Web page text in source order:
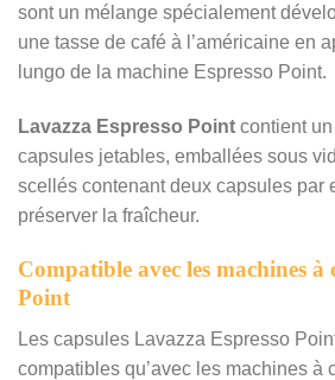
sont un mélange spécialement
une tasse de café à l’américaine en
lungo de la machine Espresso Point.
Lavazza Espresso Point contient
capsules jetables, emballées sous
scellés contenant deux capsules par
préserver la fraîcheur.
Compatible avec les machines à
Point
Les capsules Lavazza Espresso
compatibles qu’avec les machines à